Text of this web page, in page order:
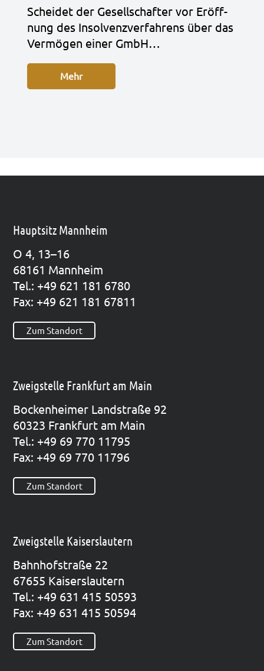
Schei­det der Gesell­schaf­ter vor Eröff­
nung des Insol­venz­ver­fah­rens über das
Ver­mö­gen einer GmbH…
Mehr
Hauptsitz Mannheim
O 4, 13–16
68161 Mann­heim
Tel.: +49 621 181 6780
Fax: +49 621 181 67811
Zum Standort
Zweigstelle Frankfurt am Main
Bocken­hei­mer Land­stra­ße 92
60323 Frank­furt am Main
Tel.: +49 69 770 11795
Fax: +49 69 770 11796
Zum Standort
Zweigstelle Kaiserslautern
Bahn­hof­stra­ße 22
67655 Kai­sers­lau­tern
Tel.: +49 631 415 50593
Fax: +49 631 415 50594
Zum Standort